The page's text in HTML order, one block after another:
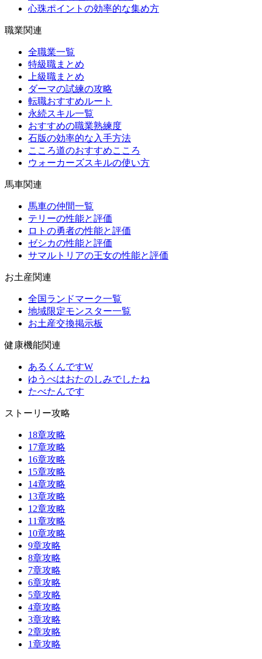
心珠ポイントの効率的な集め方
職業関連
全職業一覧
特級職まとめ
上級職まとめ
ダーマの試練の攻略
転職おすすめルート
永続スキル一覧
おすすめの職業熟練度
石版の効率的な入手方法
こころ道のおすすめこころ
ウォーカーズスキルの使い方
馬車関連
馬車の仲間一覧
テリーの性能と評価
ロトの勇者の性能と評価
ゼシカの性能と評価
サマルトリアの王女の性能と評価
お土産関連
全国ランドマーク一覧
地域限定モンスター一覧
お土産交換掲示板
健康機能関連
あるくんですW
ゆうべはおたのしみでしたね
たべたんです
ストーリー攻略
18章攻略
17章攻略
16章攻略
15章攻略
14章攻略
13章攻略
12章攻略
11章攻略
10章攻略
9章攻略
8章攻略
7章攻略
6章攻略
5章攻略
4章攻略
3章攻略
2章攻略
1章攻略